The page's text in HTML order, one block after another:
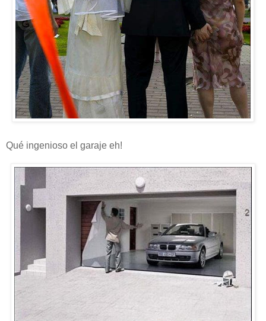
Qué ingenioso el garaje eh!